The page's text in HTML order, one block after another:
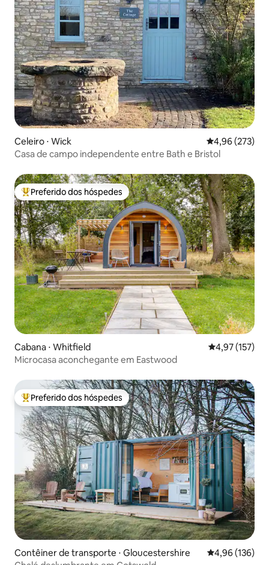
Celeiro ⋅ Wick 4,96 de uma
4,96 (273)
Casa de campo independente entre Bath e Bristol
Entre os melhores preferidos dos hóspedes
Preferido dos hóspedes
Cabana ⋅ Whitfield 4,97 de uma
4,97 (157)
Microcasa aconchegante em Eastwood
Entre os melhores preferidos dos hóspedes
Preferido dos hóspedes
Contêiner de transporte ⋅ Gloucestershire 4,96 de uma
4,96 (136)